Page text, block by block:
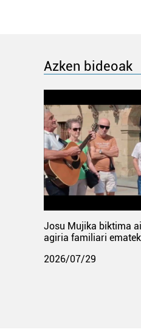
Azken bideoak
Josu Mujika biktima
agiria familiari
2026/07/29